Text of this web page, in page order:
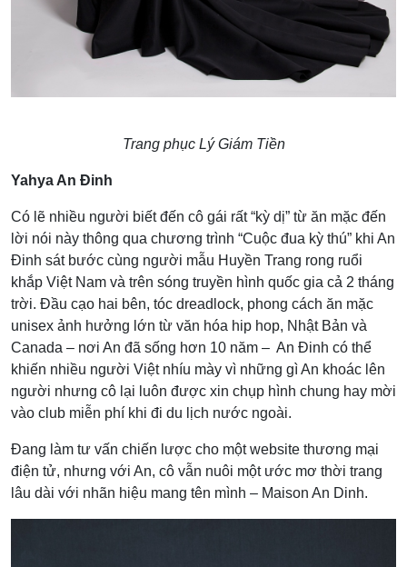
Trang phục Lý Giám Tiền
Yahya An Đinh
Có lẽ nhiều người biết đến cô gái rất “kỳ dị” từ ăn mặc đến
lời nói này thông qua chương trình “Cuộc đua kỳ thú” khi An
Đinh sát bước cùng người mẫu Huyền Trang rong ruổi
khắp Việt Nam và trên sóng truyền hình quốc gia cả 2 tháng
trời. Đầu cạo hai bên, tóc dreadlock, phong cách ăn mặc
unisex ảnh hưởng lớn từ văn hóa hip hop, Nhật Bản và
Canada – nơi An đã sống hơn 10 năm – An Đinh có thể
khiến nhiều người Việt nhíu mày vì những gì An khoác lên
người nhưng cô lại luôn được xin chụp hình chung hay mời
vào club miễn phí khi đi du lịch nước ngoài.
Đang làm tư vấn chiến lược cho một website thương mại
điện tử, nhưng với An, cô vẫn nuôi một ước mơ thời trang
lâu dài với nhãn hiệu mang tên mình – Maison An Dinh.